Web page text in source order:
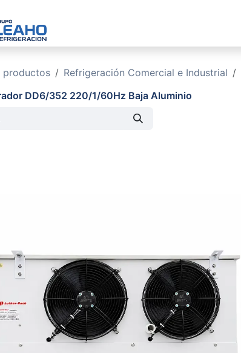
productos Refrigeración Comercial e Industrial
DD6/352 220/1/60Hz Baja Aluminio